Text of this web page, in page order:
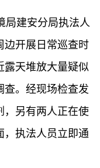
局建安分局执法人
边开展日常巡查时
露天堆放大量疑似
查。经现场检查发
，另有两人正在使
，执法人员立即通